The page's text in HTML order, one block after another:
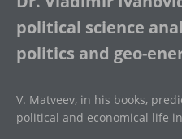
political science
politics and geo-
V. Matveev, in his books,
political and economical life